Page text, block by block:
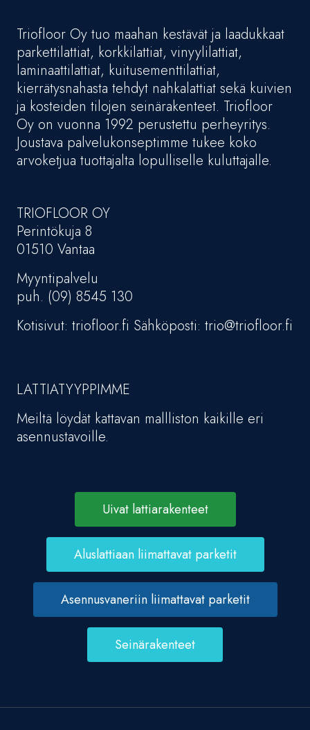
Triofloor Oy tuo maahan kestävät ja laadukkaat
parkettilattiat, korkkilattiat, vinyylilattiat,
laminaattilattiat, kuitusementtilattiat,
kierrätysnahasta tehdyt nahkalattiat sekä kuivien
ja kosteiden tilojen seinärakenteet. Triofloor
Oy on vuonna 1992 perustettu perheyritys.
Joustava palvelukonseptimme tukee koko
arvoketjua tuottajalta lopulliselle kuluttajalle.
TRIOFLOOR OY
Perintökuja 8
01510 Vantaa
Myyntipalvelu
puh. (09) 8545 130
Kotisivut: triofloor.fi Sähköposti: trio@triofloor.fi
LATTIATYYPPIMME
Meiltä löydät kattavan mallliston kaikille eri
asennustavoille.
Uivat lattiarakenteet
Aluslattiaan liimattavat parketit
Asennusvaneriin liimattavat parketit
Seinärakenteet